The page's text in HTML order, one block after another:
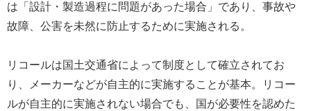
は「設計・製造過程に問題があった場合」であり、事故や
故障、公害を未然に防止するために実施される。
リコールは国土交通省によって制度として確立されてお
り、メーカーなどが自主的に実施することが基本。リコー
ルが自主的に実施されない場合でも、国が必要性を認めた